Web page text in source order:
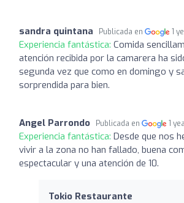
sandra quintana Publicada en 1
Experiencia fantástica: Comida
atención recibida por la camarera ha
segunda vez que como en domingo y
sorprendida para bien.
Angel Parrondo Publicada en 1
Experiencia fantástica: Desde que nos
vivir a la zona no han fallado, buena
espectacular y una atención de 10.
Tokio Restaurante